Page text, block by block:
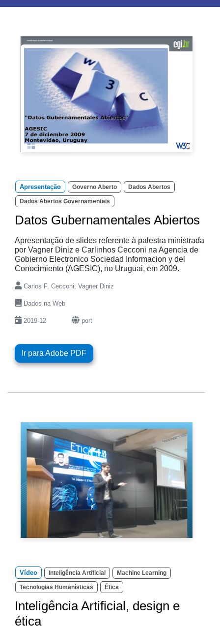
Apresentação Governo Aberto Dados Abertos
Dados Abertos Governamentais
Datos Gubernamentales Abiertos
Apresentação de slides referente à palestra ministrada
por Vagner Diniz e Carlinhos Cecconi na Agencia de
Gobierno Electronico Sociedad Informacion y del
Conocimiento (AGESIC), no Uruguai, em 2009.
Carlos F. Cecconi; Vagner Diniz
Dados na Web
2019-12 port
Ir para Adobe PDF
Vídeo Inteligência Artificial Machine Learning
Tecnologias Humanísticas Ética
Inteligência Artificial, design e
ética